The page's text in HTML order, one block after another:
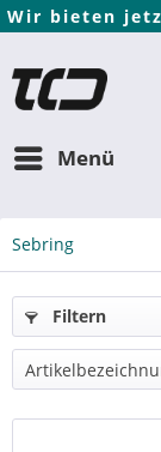
Wir bieten
Menü
Sebring
Filtern